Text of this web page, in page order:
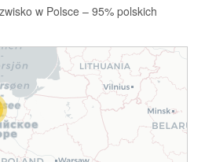
w Polsce – 95% polskich